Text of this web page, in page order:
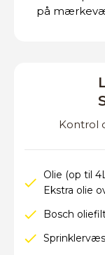
på
Kontrol
Olie (op til
Ekstra olie
Bosch